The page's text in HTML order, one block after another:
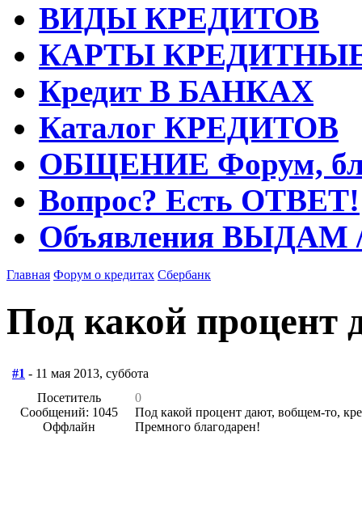
ВИДЫ КРЕДИТОВ
КАРТЫ
Кредит В БАНКАХ
Каталог КРЕДИТОВ
ОБЩЕНИЕ Форум,
Вопрос? Есть ОТВЕТ!
Объявления ВЫДАМ
Главная Форум о кредитах Сбербанк
Под какой процент
#1 - 11 мая 2013, суббота
Посетитель
Сообщений: 1045
Оффлайн
0
Под какой процент дают, вобщем-то,
Премного благодарен!